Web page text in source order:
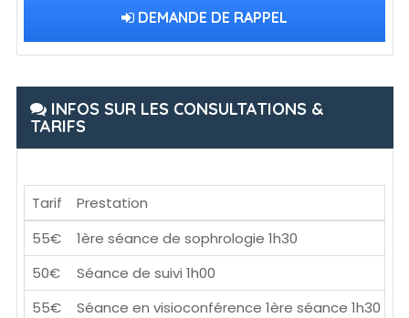
DEMANDE DE RAPPEL
INFOS SUR LES CONSULTATIONS &
TARIFS
Tarif
Prestation
55€
1ère séance de sophrologie 1h30
50€
Séance de suivi 1h00
55€
Séance en visioconférence 1ère séance 1h30